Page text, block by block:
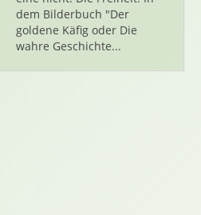
dem Bilderbuch "Der
goldene Käfig oder Die
wahre Geschichte...